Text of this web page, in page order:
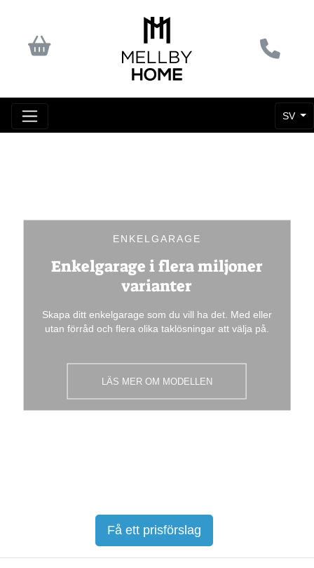
SV
ENKELGARAGE
Enkelgarage i flera miljoner
varianter
Skapa ditt enkelgarage som du vill ha det. Med eller
utan förråd och flera olika taklösningar att välja på.
LÄS MER OM MODELLEN
LÄS MER OM MODELLEN
LÄS MER OM MODELLEN
LÄS MER OM MODELLEN
LÄS MER OM MODELLEN
LÄS MER OM MODELLEN
LÄS MER OM MODELLEN
LÄS MER OM MODELLEN
LÄS MER OM MODELLEN
Få ett prisförslag